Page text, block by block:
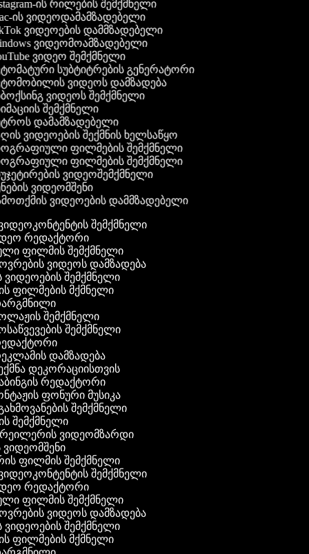
ის რილების შემქმნელი
ის ვიდეოდამამზადებელი
ვიდეოების დამმზადებელი
ვიდეომოამზადებელი
ვიდეო შემქმნელი
სუბტიტრების გენერატორი
ვიდეოს დამზადება
ვიდეოს შემქმნელი
შემქმნელი
დამამზადებელი
ვიდეოების შექმნის ხელსაწყო
ფილმების შემქმნელი
ფილმების შემქმნელი
ვიდეოშემქმნელი
ვიდეომშენი
ვიდეოების დამმზადებელი
ვიდეოკონტენტის შემქმნელი
რედაქტორი
ფილმის შემქმნელი
ვიდეოს დამზადება
ვიდეოების შემქმნელი
ფილმების მქმნელი
შემქმნელი
შემქმნელი
დამზადება
დეკორაციისთვის
რედაქტორი
ფონური მუსიკა
შემქმნელი
შემქმნელი
ვიდეომზარდი
ვიდეომშენი
ფილმის შემქმნელი
ვიდეოკონტენტის შემქმნელი
რედაქტორი
ფილმის შემქმნელი
ვიდეოს დამზადება
ვიდეოების შემქმნელი
ფილმების მქმნელი